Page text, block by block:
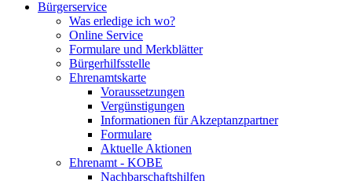
Bürgerservice
Was erledige ich wo?
Online Service
Formulare und Merkblätter
Bürgerhilfsstelle
Ehrenamtskarte
Voraussetzungen
Vergünstigungen
Informationen für Akzeptanzpartner
Formulare
Aktuelle Aktionen
Ehrenamt - KOBE
Nachbarschaftshilfen